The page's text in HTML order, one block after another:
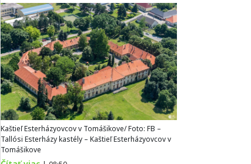
Kaštieľ Esterházyovcov v Tomášikove/ Foto: FB –
Tallósi Esterházy kastély – Kaštieľ Esterházyovcov v
Tomášikove